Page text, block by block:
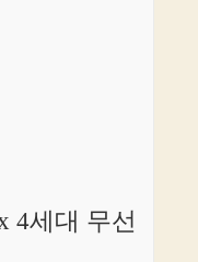
4세대 무선